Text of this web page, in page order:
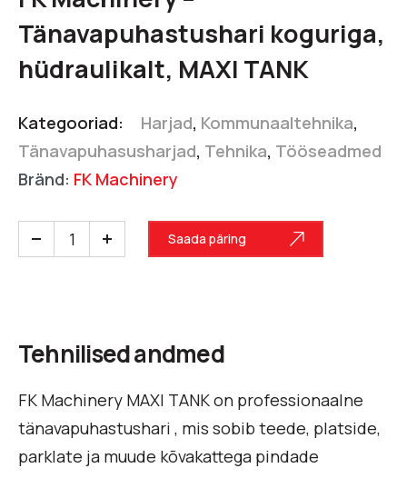
Tänavapuhastushari koguriga,
hüdraulikalt, MAXI TANK
Kategooriad: Harjad, Kommunaaltehnika,
Tänavapuhasusharjad, Tehnika, Tööseadmed
Bränd: FK Machinery
Saada päring
Tehnilised andmed
FK Machinery MAXI TANK on professionaalne
tänavapuhastushari , mis sobib teede, platside,
parklate ja muude kõvakattega pindade